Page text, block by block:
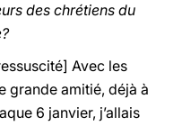
des chrétiens du
Avec les
grande amitié, déjà à
6 janvier, j’allais